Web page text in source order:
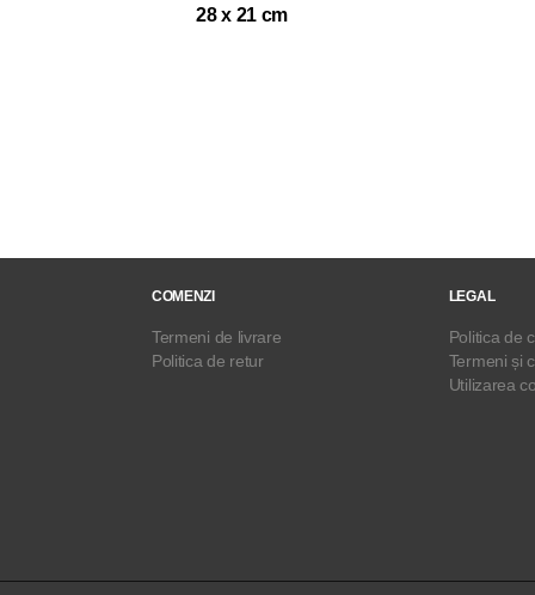
28 x 21 cm
COMENZI
Termeni de livrare
Politica de retur
LEGAL
Politica de
Termeni și
Utilizarea